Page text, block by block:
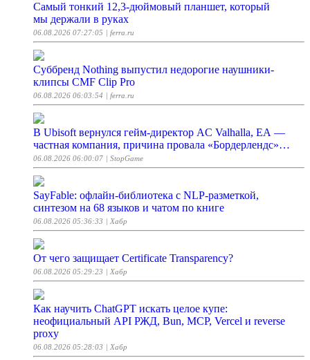
Самый тонкий 12,3-дюймовый планшет, который
мы держали в руках
06.08.2026 07:27:05 | ferra.ru
Суббренд Nothing выпустил недорогие наушники-
клипсы CMF Clip Pro
06.08.2026 06:03:54 | ferra.ru
В Ubisoft вернулся гейм-директор AC Valhalla, EA —
частная компания, причина провала «Бордерлендс»…
06.08.2026 06:00:07 | StopGame
SayFable: офлайн-библиотека с NLP-разметкой,
синтезом на 68 языков и чатом по книге
06.08.2026 05:36:33 | Хабр
От чего защищает Certificate Transparency?
06.08.2026 05:29:23 | Хабр
Как научить ChatGPT искать целое купе:
неофициальный API РЖД, Bun, MCP, Vercel и reverse
proxy
06.08.2026 05:28:03 | Хабр